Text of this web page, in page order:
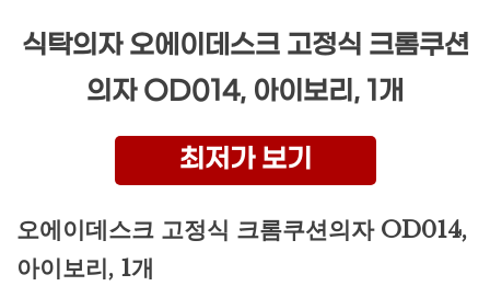
식탁의자 오에이데스크 고정식 크롬쿠션
의자 OD014, 아이보리, 1개
최저가 보기
오에이데스크 고정식 크롬쿠션의자 OD014,
아이보리, 1개